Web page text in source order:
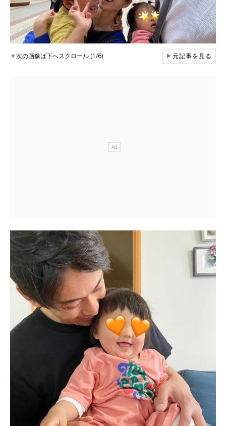
▼次の画像は下へスクロール (1/6) ▶元記事を見る